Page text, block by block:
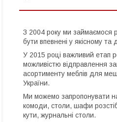
З 2004 року ми займаємося
бути впевнені у якісному та
У 2015 році важливий етап
можливістю відправлення
асортименту меблів для
України.
Ми можемо запропонувати
комоди, столи, шафи
кути, журнальні столи.